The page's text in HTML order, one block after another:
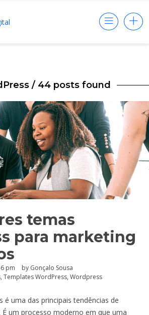
/ 44 posts found
temas
para marketing
pm by Gonçalo Sousa
, Templates WordPress, Wordpress
é uma das principais tendências de
um processo moderno em que uma